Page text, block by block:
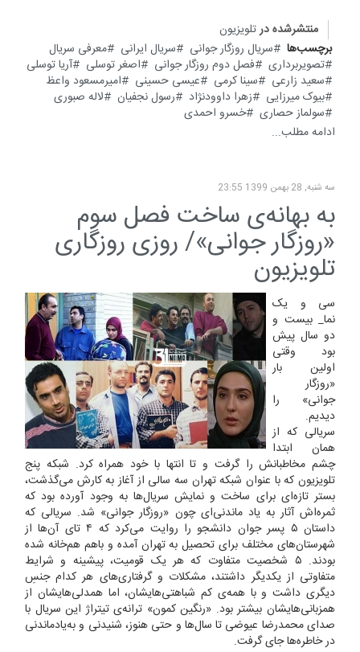
منتشرشده درتلویزیون
برچسب‌ها
سریال روزگار جوانی سریال ایرانی
معرفی سریال
تصویربرداری
فصل دوم روزگار جوانی اصغر توسلی
آریا توسلی
سعید زارعی
سینا کرمی عیسی حسینی
امیرمسعود واعظ
بیوک میرزایی
زهرا داوودنژاد رسول نجفیان
لاله صبوری
سولماز حصاری
خسرو احمدی
ادامه مطلب...
سه شنبه, 28 بهمن 1399 23:55
به بهانه‌ی ساخت فصل سوم
«روزگار جوانی»/ روزی روزگاری
تلویزیون
سی و یک
نما_ بیست و
دو سال پیش
بود وقتی
اولین بار
«روزگار
جوانی» را
دیدیم.
سریالی که از
همان ابتدا
چشم مخاطبانش را گرفت و تا انتها با خود همراه کرد. شبکه پنج
تلویزیون که با عنوان شبکه تهران سه سالی از آغاز به کارش می‌گذشت،
بستر تازه‌ای برای ساخت و نمایش سریال‌‌ها به وجود آورده بود که
ثمره‌اش آثار به یاد ماندنی‌ای چون «روزگار جوانی» شد. سریالی که
داستان ۵ پسر جوان دانشجو را روایت می‌کرد که ۴ تای آن‌ها از
شهرستان‌های مختلف برای تحصیل به تهران آمده و باهم هم‌خانه شده
بودند. ۵ شخصیت متفاوت ‌که هر یک قومیت، پیشینه و شرایط
متفاوتی از یکدیگر داشتند، مشکلات و گرفتاری‌های هر کدام جنسِ
دیگری داشت و با همه‌ی کم شباهتی‌هایشان، اما همدلی‌هایشان از
همزبانی‌هایشان بیشتر بود. «رنگین کمون» ترانه‌ی تیتراژ این سریال با
صدای محمدرضا عیوضی تا سال‌ها و حتی هنوز، شنیدنی و به‌یادماندنی
در خاطره‌ها جای گرفت.